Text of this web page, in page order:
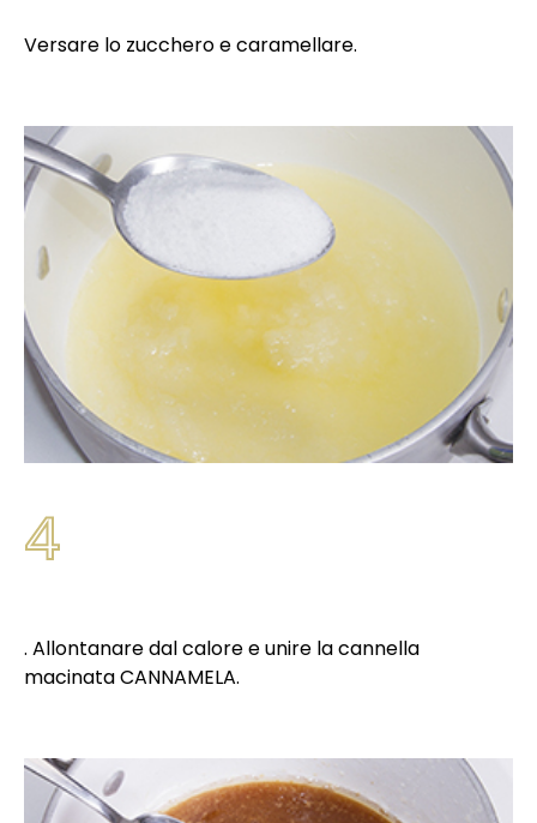
Versare lo zucchero e caramellare.
4
. Allontanare dal calore e unire la cannella
macinata CANNAMELA.